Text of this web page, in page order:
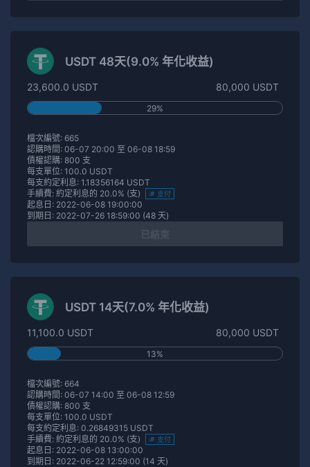
USDT 48天(9.0% 年化收益)
23,600.0 USDT 80,000 USDT
29%
檔次編號: 665
認購時間: 06-07 20:00 至 06-08 18:59
債權認購: 800 支
每支單位: 100.0 USDT
每支約定利息: 1.18356164 USDT
手續費: 約定利息的 20.0% (支)
支付
起息日: 2022-06-08 19:00:00
到期日: 2022-07-26 18:59:00 (48 天)
USDT 14天(7.0% 年化收益)
11,100.0 USDT 80,000 USDT
13%
檔次編號: 664
認購時間: 06-07 14:00 至 06-08 12:59
債權認購: 800 支
每支單位: 100.0 USDT
每支約定利息: 0.26849315 USDT
手續費: 約定利息的 20.0% (支)
支付
起息日: 2022-06-08 13:00:00
到期日: 2022-06-22 12:59:00 (14 天)